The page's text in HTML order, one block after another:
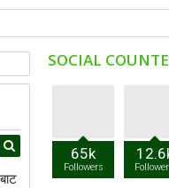
SOCIAL
65k
Followers